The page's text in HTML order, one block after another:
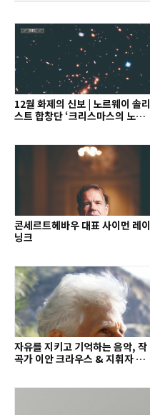
12월 화제의 신보 | 노르웨이 솔리
스트 합창단 ‘크리스마스의 노래’
콘세르트헤바우 대표 사이먼 레이
닝크
자유를 지키고 기억하는 음악, 작
곡가 이안 크라우스 & 지휘자 배